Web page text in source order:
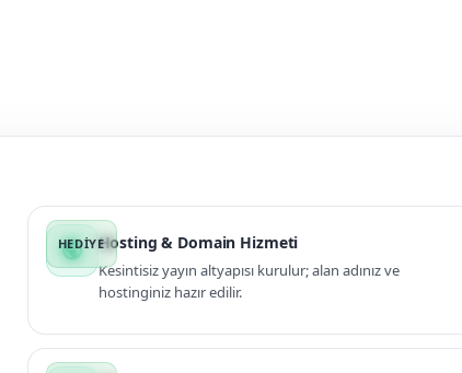
public Hosting & Domain Hizmeti
Kesintisiz yayın altyapısı kurulur; alan adınız ve
hostinginiz hazır edilir.